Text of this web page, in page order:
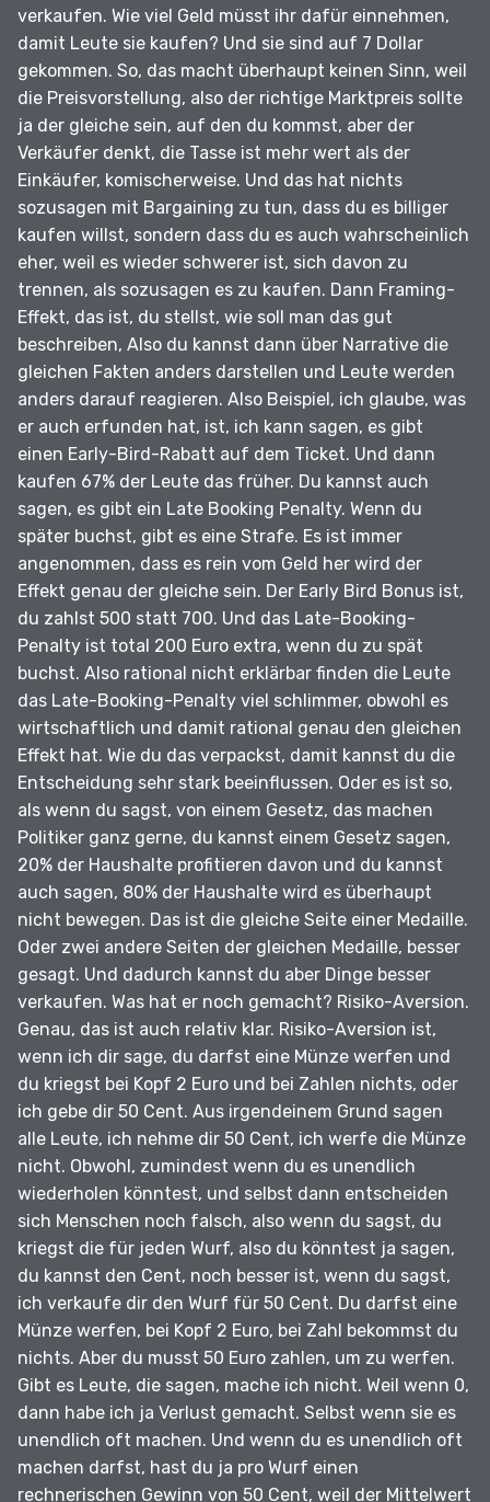
verkaufen. Wie viel Geld müsst ihr dafür einnehmen,
damit Leute sie kaufen? Und sie sind auf 7 Dollar
gekommen. So, das macht überhaupt keinen Sinn, weil
die Preisvorstellung, also der richtige Marktpreis sollte
ja der gleiche sein, auf den du kommst, aber der
Verkäufer denkt, die Tasse ist mehr wert als der
Einkäufer, komischerweise. Und das hat nichts
sozusagen mit Bargaining zu tun, dass du es billiger
kaufen willst, sondern dass du es auch wahrscheinlich
eher, weil es wieder schwerer ist, sich davon zu
trennen, als sozusagen es zu kaufen. Dann Framing-
Effekt, das ist, du stellst, wie soll man das gut
beschreiben, Also du kannst dann über Narrative die
gleichen Fakten anders darstellen und Leute werden
anders darauf reagieren. Also Beispiel, ich glaube, was
er auch erfunden hat, ist, ich kann sagen, es gibt
einen Early-Bird-Rabatt auf dem Ticket. Und dann
kaufen 67% der Leute das früher. Du kannst auch
sagen, es gibt ein Late Booking Penalty. Wenn du
später buchst, gibt es eine Strafe. Es ist immer
angenommen, dass es rein vom Geld her wird der
Effekt genau der gleiche sein. Der Early Bird Bonus ist,
du zahlst 500 statt 700. Und das Late-Booking-
Penalty ist total 200 Euro extra, wenn du zu spät
buchst. Also rational nicht erklärbar finden die Leute
das Late-Booking-Penalty viel schlimmer, obwohl es
wirtschaftlich und damit rational genau den gleichen
Effekt hat. Wie du das verpackst, damit kannst du die
Entscheidung sehr stark beeinflussen. Oder es ist so,
als wenn du sagst, von einem Gesetz, das machen
Politiker ganz gerne, du kannst einem Gesetz sagen,
20% der Haushalte profitieren davon und du kannst
auch sagen, 80% der Haushalte wird es überhaupt
nicht bewegen. Das ist die gleiche Seite einer Medaille.
Oder zwei andere Seiten der gleichen Medaille, besser
gesagt. Und dadurch kannst du aber Dinge besser
verkaufen. Was hat er noch gemacht? Risiko-Aversion.
Genau, das ist auch relativ klar. Risiko-Aversion ist,
wenn ich dir sage, du darfst eine Münze werfen und
du kriegst bei Kopf 2 Euro und bei Zahlen nichts, oder
ich gebe dir 50 Cent. Aus irgendeinem Grund sagen
alle Leute, ich nehme dir 50 Cent, ich werfe die Münze
nicht. Obwohl, zumindest wenn du es unendlich
wiederholen könntest, und selbst dann entscheiden
sich Menschen noch falsch, also wenn du sagst, du
kriegst die für jeden Wurf, also du könntest ja sagen,
du kannst den Cent, noch besser ist, wenn du sagst,
ich verkaufe dir den Wurf für 50 Cent. Du darfst eine
Münze werfen, bei Kopf 2 Euro, bei Zahl bekommst du
nichts. Aber du musst 50 Euro zahlen, um zu werfen.
Gibt es Leute, die sagen, mache ich nicht. Weil wenn 0,
dann habe ich ja Verlust gemacht. Selbst wenn sie es
unendlich oft machen. Und wenn du es unendlich oft
machen darfst, hast du ja pro Wurf einen
rechnerischen Gewinn von 50 Cent, weil der Mittelwert